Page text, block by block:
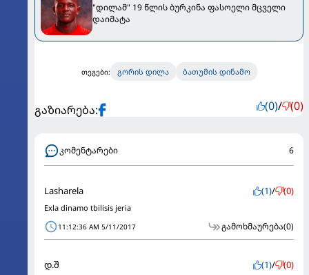
"დილამ" 19 წლის ბურკინა ფასოელი მცველი
დაიმატა
თეგები: გორის დილა ბათუმის დინამო
გაზიარება: (0)/ (0)
კომენტარები 6
Lasharela (1)/ (0)
Exla dinamo tbilisis jeria
11:12:36 AM 5/11/2017 გამოხმაურება(0)
დ.შ (1)/ (0)